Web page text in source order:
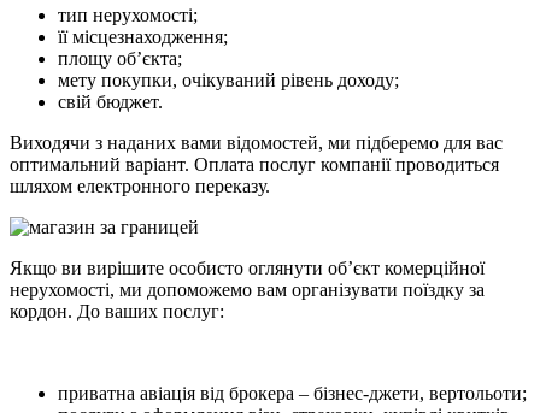
тип нерухомості;
її місцезнаходження;
площу об’єкта;
мету покупки, очікуваний рівень доходу;
свій бюджет.
Виходячи з наданих вами відомостей, ми підберемо для вас
оптимальний варіант. Оплата послуг компанії проводиться
шляхом електронного переказу.
Якщо ви вирішите особисто оглянути об’єкт комерційної
нерухомості, ми допоможемо вам організувати поїздку за
кордон. До ваших послуг:
приватна авіація від брокера – бізнес-джети, вертольоти;